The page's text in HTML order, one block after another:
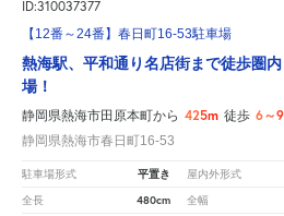
ID:310037377
【12番～24番】春日町16-53駐車場
熱海駅、平和通り名店街まで徒歩圏
場！
静岡県熱海市田原本町から 425m 徒歩 6～
静岡県熱海市春日町16-53
駐車場形式 平置き 屋内外形式
全長 480cm 全幅